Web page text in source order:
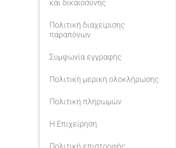
και δικαιοσύνης
Πολιτική διαχείρισης
παραπόνων
Συμφωνία εγγραφής
Πολιτική μερική ολοκλήρωσης
Πολιτική πληρωμών
Η Επιχείρηση